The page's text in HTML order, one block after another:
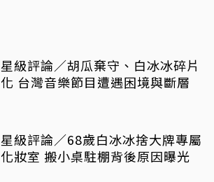
星級評論／胡瓜棄守、白冰冰碎片
化 台灣音樂節目遭遇困境與斷層
星級評論／68歲白冰冰捨大牌專屬
化妝室 搬小桌駐棚背後原因曝光